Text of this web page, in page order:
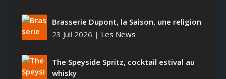
Brasserie Dupont, la Saison, une religion
23 Juil 2026 | Les News
The Speyside Spritz, cocktail estival au
whisky